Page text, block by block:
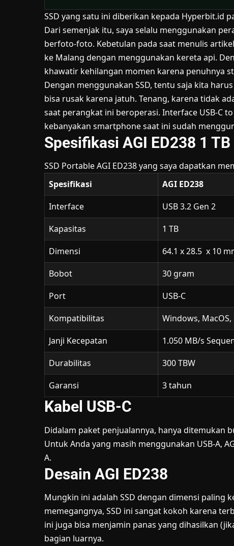
SSD yang satu ini diberikan kepada Hyperbit.id
Dari semenjak itu, saya selalu menggunakan
berfoto-foto. Kebetulan pada saat menulis
ke Malang dengan menggunakan kereta api.
khawatir kehilangan momen karena penuhnya
Dengan menggunakan SSD, tentu saja kita
bisa rusak karena jatuh. Tenang, karena tidak
saat perangkat ini beroperasi. Interface USB-C
kebanyakan smartphone saat ini sudah
Spesifikasi AGI ED238 1 TB
SSD Portable AGI ED238 yang saya dapatkan
Spesifikasi
AGI ED238
Interface
USB 3.2 Gen 2
Kapasitas
1 TB
Dimensi
64.1 x 28.5 x 10
Bobot
30 gram
Port
USB-C
Kompatibilitas
Windows,
Janji Kecepatan
1.050 MB/s
Durabilitas
300 TBW
Garansi
3 tahun
Kabel USB-C
Didalam paket penjualannya, hanya ditemukan
Untuk Anda yang masih menggunakan USB-A,
A.
Desain AGI ED238
Mungkin ini adalah SSD dengan dimensi paling
memegangnya, SSD ini sangat kokoh karena
ini juga bisa menjamin panas yang dihasilkan
bagian luarnya.